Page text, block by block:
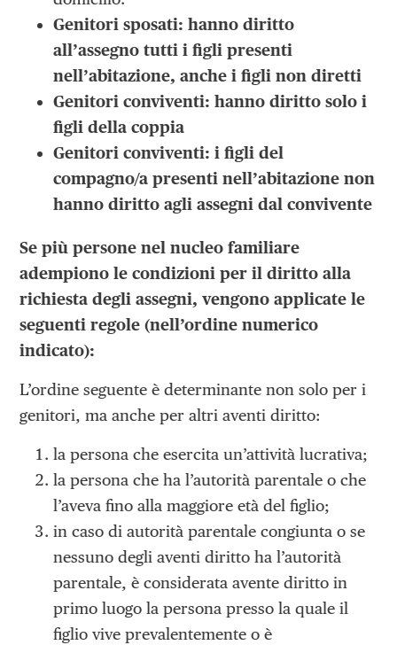
Genitori sposati: hanno diritto
all’assegno tutti i figli presenti
nell’abitazione, anche i figli non diretti
Genitori conviventi: hanno diritto solo i
figli della coppia
Genitori conviventi: i figli del
compagno/a presenti nell’abitazione non
hanno diritto agli assegni dal convivente
Se più persone nel nucleo familiare
adempiono le condizioni per il diritto alla
richiesta degli assegni, vengono applicate le
seguenti regole (nell’ordine numerico
indicato):
L’ordine seguente è determinante non solo per i
geni­tori, ma anche per altri aventi diritto:
la persona che esercita un’attività lucrativa;
la persona che ha l’autorità parentale o che
l’aveva fino alla maggiore età del figlio;
in caso di autorità parentale congiunta o se
nessuno degli aventi diritto ha l’autorità
parentale, è considerata avente diritto in
primo luogo la persona presso la quale il
figlio vive prevalentemente o è